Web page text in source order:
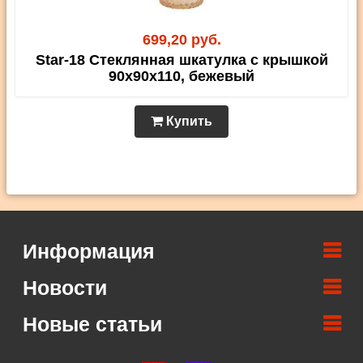
699,20 руб.
Star-18 Стеклянная шкатулка с крышкой
90х90х110, бежевый
Купить
Информация
Новости
Новые статьи